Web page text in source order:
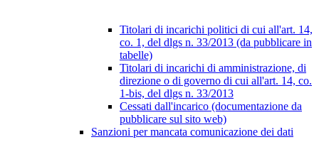
Titolari di incarichi politici di cui all'art. 14,
co. 1, del dlgs n. 33/2013 (da pubblicare in
tabelle)
Titolari di incarichi di amministrazione, di
direzione o di governo di cui all'art. 14, co.
1-bis, del dlgs n. 33/2013
Cessati dall'incarico (documentazione da
pubblicare sul sito web)
Sanzioni per mancata comunicazione dei dati